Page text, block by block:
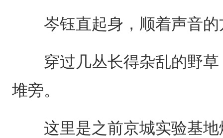
岑钰直起身，顺着声音的
穿过几丛长得杂乱的野草
堆旁。
这里是之前京城实验基地